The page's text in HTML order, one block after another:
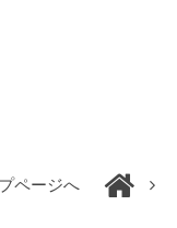
ページへ